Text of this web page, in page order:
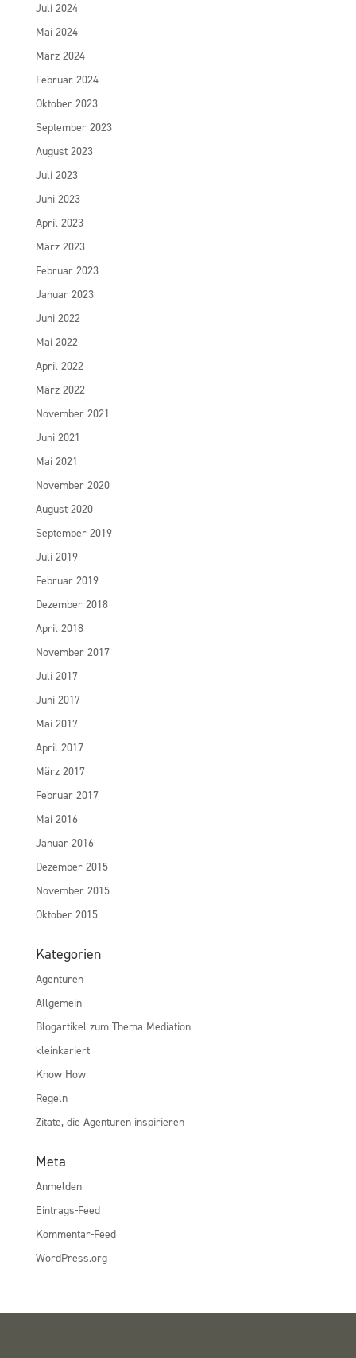
Juli 2024
Mai 2024
März 2024
Februar 2024
Oktober 2023
September 2023
August 2023
Juli 2023
Juni 2023
April 2023
März 2023
Februar 2023
Januar 2023
Juni 2022
Mai 2022
April 2022
März 2022
November 2021
Juni 2021
Mai 2021
November 2020
August 2020
September 2019
Juli 2019
Februar 2019
Dezember 2018
April 2018
November 2017
Juli 2017
Juni 2017
Mai 2017
April 2017
März 2017
Februar 2017
Mai 2016
Januar 2016
Dezember 2015
November 2015
Oktober 2015
Kategorien
Agenturen
Allgemein
Blogartikel zum Thema Mediation
kleinkariert
Know How
Regeln
Zitate, die Agenturen inspirieren
Meta
Anmelden
Eintrags-Feed
Kommentar-Feed
WordPress.org